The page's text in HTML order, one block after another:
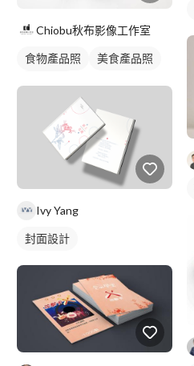
Chiobu秋布影像工作室
食物產品照
美食產品照
Ivy Yang
封面設計